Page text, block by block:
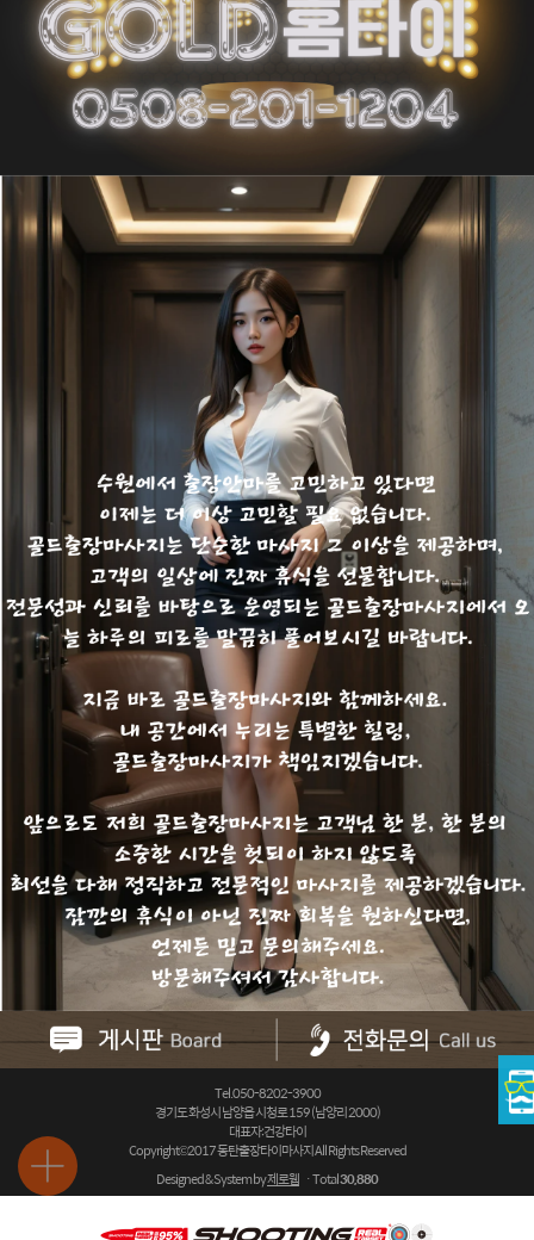
Tel.050-8202-3900
경기도 화성시 남양읍 시청로 159 (남양리 2000)
대표자:건강타이
Copyright©2017 동탄출장타이마사지 All Rights Reserved
Designed & System by제로웹 ㆍTotal30,880